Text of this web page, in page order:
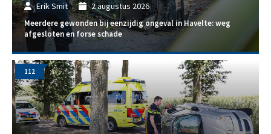
Erik Smit 2 augustus 2026
Meerdere gewonden bij eenzijdig ongeval in Havelte: weg
afgesloten en forse schade
112